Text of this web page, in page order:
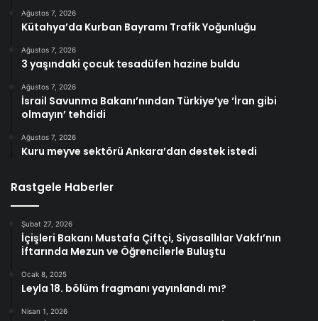
Ağustos 7, 2026
Kütahya’da Kurban Bayramı Trafik Yoğunluğu
Ağustos 7, 2026
3 yaşındaki çocuk tesadüfen hazine buldu
Ağustos 7, 2026
İsrail Savunma Bakanı’nından Türkiye’ye ‘İran gibi
olmayın’ tehdidi
Ağustos 7, 2026
Kuru meyve sektörü Ankara’dan destek istedi
Rastgele Haberler
Şubat 27, 2026
İçişleri Bakanı Mustafa Çiftçi, Siyasallılar Vakfı’nın
İftarında Mezun ve Öğrencilerle Buluştu
Ocak 8, 2025
Leyla 18. bölüm fragmanı yayınlandı mı?
Nisan 1, 2026